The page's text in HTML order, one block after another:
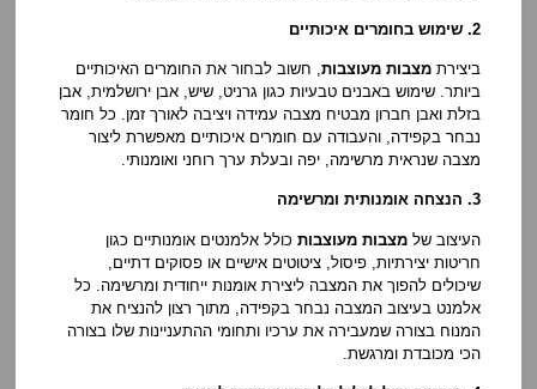
2. שימוש בחומרים איכותיים
ביצירתמצבות מעוצבות, חשוב לבחור את החומרים האיכותיים
ביותר. שימוש באבנים טבעיות כגון גרניט, שיש, אבן ירושלמית, אבן
בזלת ואבן חברון מבטיח מצבה עמידה ויציבה לאורך זמן. כל חומר
נבחר בקפידה, והעבודה עם חומרים איכותיים מאפשרת ליצור
מצבה שנראית מרשימה, יפה ובעלת ערך רוחני ואומנותי.
3. הנצחה אומנותית ומרשימה
העיצוב שלמצבות מעוצבות כולל אלמנטים אומנותיים כגון
חריטות יצירתיות, פיסול, ציטוטים אישיים או פסוקים דתיים,
שיכולים להפוך את המצבה ליצירת אומנות ייחודית ומרשימה. כל
אלמנט בעיצוב המצבה נבחר בקפידה, מתוך רצון להנציח את
המנוח בצורה שמעבירה את ערכיו ותחומי ההתעניינות שלו בצורה
הכי מכובדת ומרגשת.